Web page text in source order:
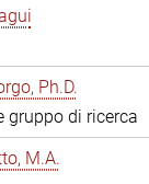
Ph.D.
gruppo di ricerca
M.A.